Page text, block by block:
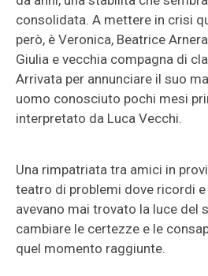
consolidata. A mettere in crisi
però, è Veronica, Beatrice
Giulia e vecchia compagna di
Arrivata per annunciare il suo
uomo conosciuto pochi mesi
interpretato da Luca Vecchi.
Una rimpatriata tra amici in
teatro di problemi dove ricordi
avevano mai trovato la luce del
cambiare le certezze e le
quel momento raggiunte.